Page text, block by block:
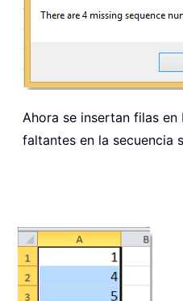
Ahora se insertan filas
faltantes en la secuencia